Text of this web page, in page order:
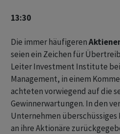
13:30
Die immer häufigeren
seien ein Zeichen für
Leiter Investment Institute bei
Management, in einem
achteten vorwiegend auf die
Gewinnerwartungen. In den
Unternehmen
an ihre Aktionäre